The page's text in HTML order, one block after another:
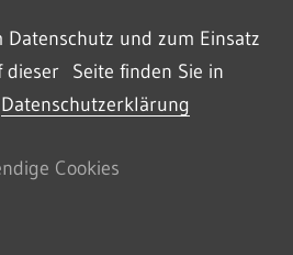
und zum Einsatz
dieser Seite finden Sie in
Datenschutzerklärung
Cookies